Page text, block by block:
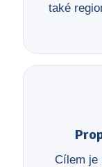
také
Cílem je